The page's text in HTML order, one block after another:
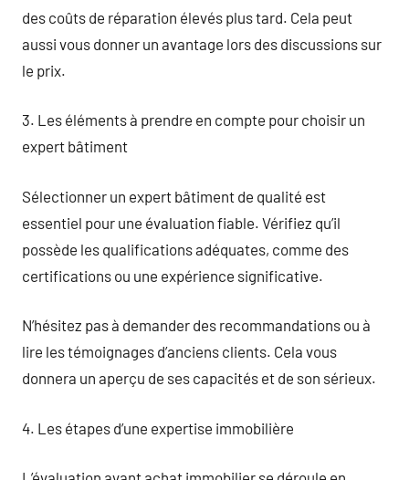
des coûts de réparation élevés plus tard. Cela peut
aussi vous donner un avantage lors des discussions sur
le prix.
3. Les éléments à prendre en compte pour choisir un
expert bâtiment
Sélectionner un expert bâtiment de qualité est
essentiel pour une évaluation fiable. Vérifiez qu’il
possède les qualifications adéquates, comme des
certifications ou une expérience significative.
N’hésitez pas à demander des recommandations ou à
lire les témoignages d’anciens clients. Cela vous
donnera un aperçu de ses capacités et de son sérieux.
4. Les étapes d’une expertise immobilière